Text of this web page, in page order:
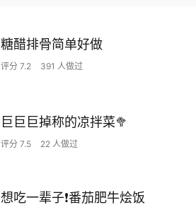
糖醋排骨简单好做
评分 7.2 391 人做过
巨巨巨掉称的凉拌菜🥦
评分 7.5 22 人做过
想吃一辈子❗️番茄肥牛烩饭